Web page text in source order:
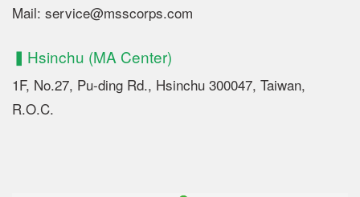
Mail: service@msscorps.com
▍Hsinchu (MA Center)
1F, No.27, Pu-ding Rd., Hsinchu 300047, Taiwan,
R.O.C.